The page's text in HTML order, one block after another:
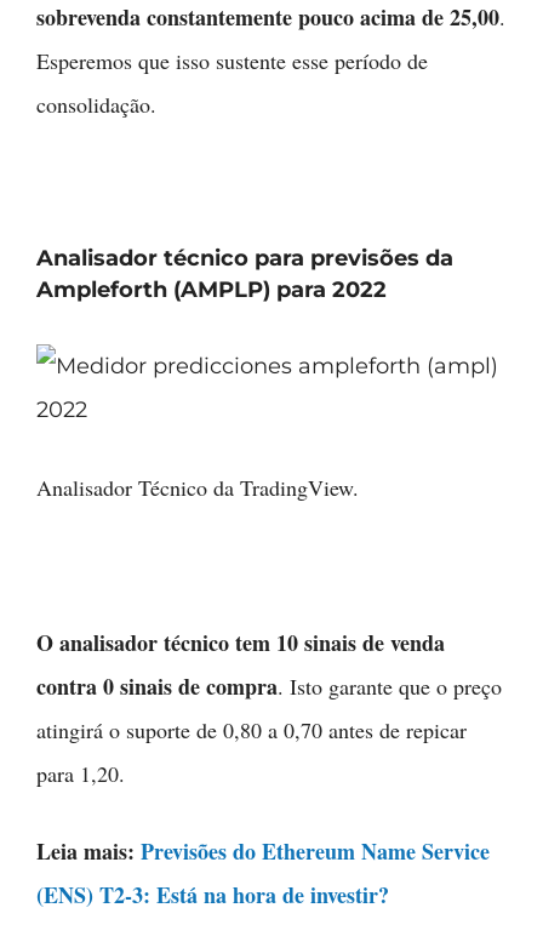
sobrevenda constantemente pouco acima de 25,00.
Esperemos que isso sustente esse período de
consolidação.
Analisador técnico para previsões da
Ampleforth (AMPLP) para 2022
Analisador Técnico da TradingView.
O analisador técnico tem 10 sinais de venda
contra 0 sinais de compra. Isto garante que o preço
atingirá o suporte de 0,80 a 0,70 antes de repicar
para 1,20.
Leia mais: Previsões do Ethereum Name Service
(ENS) T2-3: Está na hora de investir?